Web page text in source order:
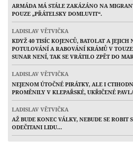
ARMÁDA MÁ STÁLE ZAKÁZÁNO NA
POUZE „PŘÁTELSKY DOMLUVIT“.
LADISLAV VĚTVIČKA
KDYŽ 40 TISÍC KOJENCŮ, BATOLAT A
POTULOVÁNÍ A RABOVÁNÍ KRÁMŮ V
SUNAR NENÍ, TAK SE VRÁTILO ZPĚT DO
LADISLAV VĚTVIČKA
NEJENOM ÚTOČNÉ PIRÁTKY, ALE I
PROMĚNILY V KLEPAŘSKÉ, UKŘIČENÉ
LADISLAV VĚTVIČKA
AŽ BUDE KONEC VÁLKY, NEBUDE SE ROBIT
ODEČITANI LIDU…